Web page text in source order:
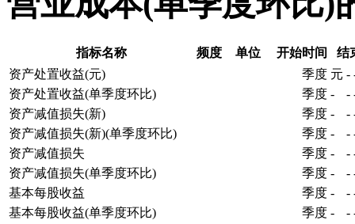
指标名称 频度 单位 开始时间
结
资产处置收益(元)
季度 元 -
资产处置收益(单季度环比)
季度 - -
资产减值损失(新)
季度 - -
资产减值损失(新)(单季度环比)
季度 - -
资产减值损失
季度 - -
资产减值损失(单季度环比)
季度 - -
基本每股收益
季度 - -
基本每股收益(单季度环比)
季度 - -